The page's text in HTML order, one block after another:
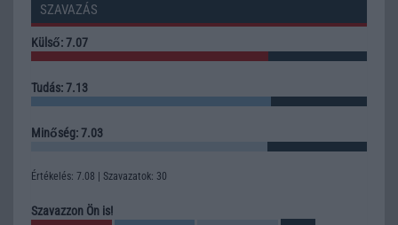
SZAVAZÁS
Külső: 7.07
Tudás: 7.13
Minőség: 7.03
Értékelés: 7.08 | Szavazatok: 30
Szavazzon Ön is!